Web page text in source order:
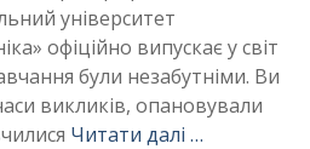
університет
офіційно випускає у світ
були незабутніми. Ви
викликів, опановували
Читати далі …